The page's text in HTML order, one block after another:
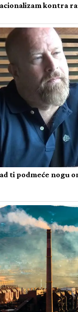
kontra
ti podmeće nogu